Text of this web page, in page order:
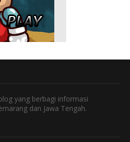
yang berbagi informasi
dan Jawa Tengah.